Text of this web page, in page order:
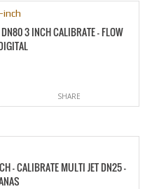
3 INCH CALIBRATE – FLOW
SHARE
– CALIBRATE MULTI JET DN25 –